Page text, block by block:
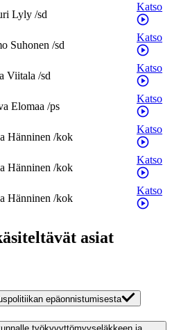
Lyly /sd
Katso
Suhonen /sd
Katso
Viitala /sd
Katso
Elomaa /ps
Katso
Hänninen /kok
Katso
Hänninen /kok
Katso
Hänninen /kok
Katso
asiat
epäonnistumisesta